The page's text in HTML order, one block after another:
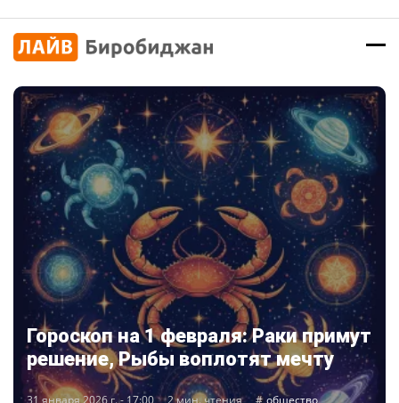
Гороскоп на 1 февраля: Раки примут
решение, Рыбы воплотят мечту
31 января 2026 г. - 17:00 2 мин. чтения общество